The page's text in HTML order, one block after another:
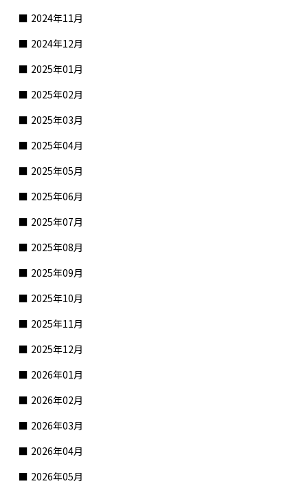
2024年11月
2024年12月
2025年01月
2025年02月
2025年03月
2025年04月
2025年05月
2025年06月
2025年07月
2025年08月
2025年09月
2025年10月
2025年11月
2025年12月
2026年01月
2026年02月
2026年03月
2026年04月
2026年05月